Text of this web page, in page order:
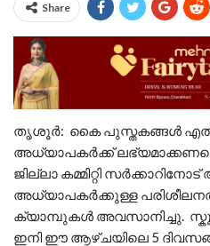
Share
തൃശൂർ: കൈ പുസ്തകങ്ങൾ
അധ്യാപകർക്ക്
ജില്ലാ കമ്മിറ്റി
അധ്യാപകർക്കുള്ള
ക്യാമ്പുകൾ അവസാനിച്ചു.
ഇനി ഈ ആഴ്ചയിലെ 5